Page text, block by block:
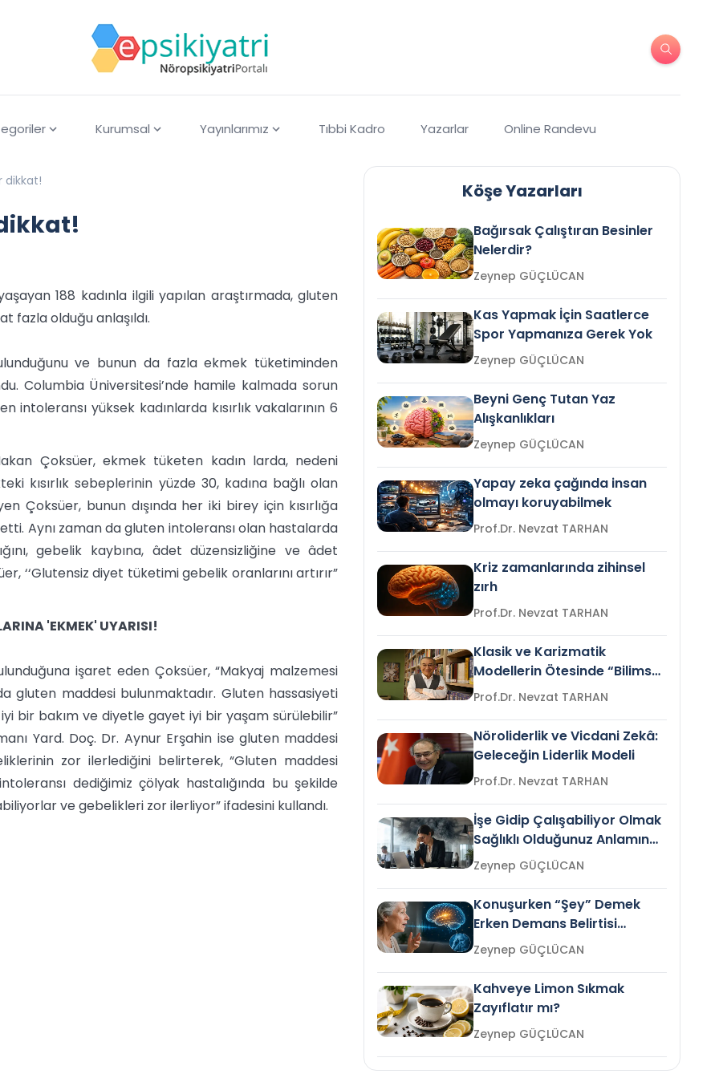
Kurumsal Yayınlarımız Tıbbi Kadro Yazarlar Online Randevu
dikkat!
188 kadınla ilgili yapılan araştırmada, gluten
fazla olduğu anlaşıldı.
ve bunun da fazla ekmek tüketiminden
Columbia Üniversitesi’nde hamile kalmada sorun
intoleransı yüksek kadınlarda kısırlık vakalarının 6
Çoksüer, ekmek tüketen kadın larda, nedeni
kısırlık sebeplerinin yüzde 30, kadına bağlı olan
Çoksüer, bunun dışında her iki birey için kısırlığa
Aynı zaman da gluten intoleransı olan hastalarda
gebelik kaybına, âdet düzensizliğine ve âdet
‘‘Glutensiz diyet tüketimi gebelik oranlarını artırır”
'EKMEK' UYARISI!
işaret eden Çoksüer, “Makyaj malzemesi
gluten maddesi bulunmaktadır. Gluten hassasiyeti
bir bakım ve diyetle gayet iyi bir yaşam sürülebilir”
Yard. Doç. Dr. Aynur Erşahin ise gluten maddesi
zor ilerlediğini belirterek, “Gluten maddesi
dediğimiz çölyak hastalığında bu şekilde
ve gebelikleri zor ilerliyor” ifadesini kullandı.
Köşe Yazarları
Bağırsak Çalıştıran Besinler
Nelerdir?
Zeynep GÜÇLÜCAN
Kas Yapmak İçin Saatlerce
Spor Yapmanıza Gerek Yok
Zeynep GÜÇLÜCAN
Beyni Genç Tutan Yaz
Alışkanlıkları
Zeynep GÜÇLÜCAN
Yapay zeka çağında insan
olmayı koruyabilmek
Prof.Dr. Nevzat TARHAN
Kriz zamanlarında zihinsel
zırh
Prof.Dr. Nevzat TARHAN
Klasik ve Karizmatik
Modellerin Ötesinde “Bilimsel
Liderlik”
Prof.Dr. Nevzat TARHAN
Nöroliderlik ve Vicdani Zekâ:
Geleceğin Liderlik Modeli
Prof.Dr. Nevzat TARHAN
İşe Gidip Çalışabiliyor Olmak
Sağlıklı Olduğunuz Anlamına
Gelir mi?Zeynep GÜÇLÜCAN
Konuşurken “Şey” Demek
Erken Demans Belirtisi
Olabilir mi?Zeynep GÜÇLÜCAN
Kahveye Limon Sıkmak
Zayıflatır mı?
Zeynep GÜÇLÜCAN